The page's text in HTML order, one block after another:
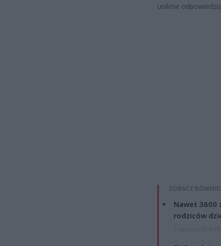
uniknie
ZOBACZ
Nawet 3600
rodziców